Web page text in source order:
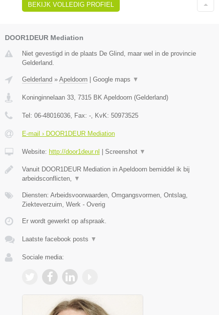
BEKIJK VOLLEDIG PROFIEL
DOOR1DEUR Mediation
Niet gevestigd in de plaats De Glind, maar wel in de provincie
Gelderland.
Gelderland » Apeldoorn Google maps ▼
Koninginnelaan 33 7315 BK Apeldoorn (Gelderland)
Tel: 06-48016036 , Fax: - , KvK: 50973525
E-mail › DOOR1DEUR Mediation
Website: http://door1deur.nl Screenshot ▼
Vanuit DOOR1DEUR Mediation in Apeldoorn bemiddel ik bij
arbeidsconflicten,
▼
Diensten: Arbeidsvoorwaarden, Omgangsvormen, Ontslag,
Ziekteverzuim, Werk - Overig
Er wordt gewerkt op afspraak.
Laatste facebook posts ▼
Sociale media: